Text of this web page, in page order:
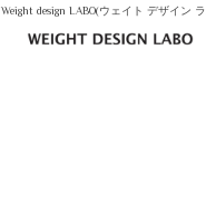
Weight design LABO(ウェイト デザイン